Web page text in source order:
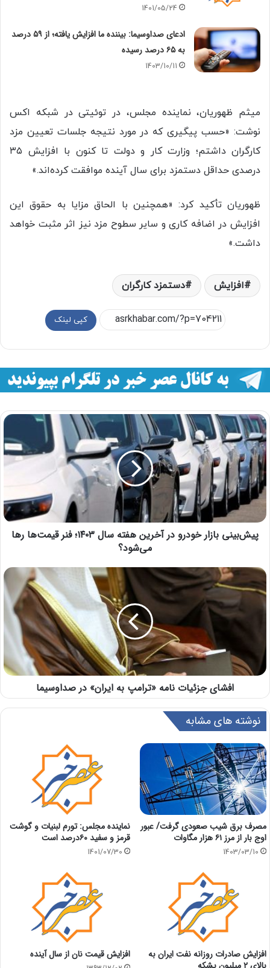
1401/05/24
ادعای صداوسیما: بیننده ما افزایش یافته؛ از ۵۹ درصد
به ۶۵ درصد رسیده
1403/10/11
میثم ظهوریان، نماینده مجلس، در توئیتی در شبکه اکس
نوشت: «حسب پیگیری که در مورد نتیجه جلسات تعیین مزد
کارگران داشتم؛ وزارت کار و دولت تا کنون با افزایش ۳۵
درصدی حداقل دستمزد برای سال آینده موافقت کرده‌اند.»
ظهوریان تأکید کرد: «همچنین با الحاق مزایا به حقوق این
افزایش در اضافه کاری و سایر سطوح مزد نیز اثر مثبت خواهد
داشت.»
افزایش دستمزد کارگران
کپی لینک
پیش‌بینی بازار خودرو در آخرین هفته سال ۱۴۰۳؛ فنر قیمت‌ها رها
می‌شود؟
افشای جزئیات نامه «ترامپ به ایران» در صداوسیما
نوشته های مشابه
مصرف برق شیب صعودی گرفت/ عبور
اوج بار از مرز ۶۱ هزار مگاوات
1403/03/10
نماینده مجلس:‌ تورم لبنیات و گوشت
قرمز و سفید ۶۰درصد است
1401/07/30
افزایش صادرات روزانه نفت ایران به
افزایش قیمت نان از سال آینده